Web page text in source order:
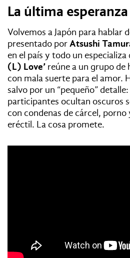
La última esperanza
Volvemos a Japón para hablar
presentado porAtsushi
en el país y todo un especializa
(L) Love’ reúne a un grupo de
con mala suerte para el amor.
salvo por un “pequeño”
participantes ocultan oscuros
con condenas de cárcel,
eréctil. La cosa promete.